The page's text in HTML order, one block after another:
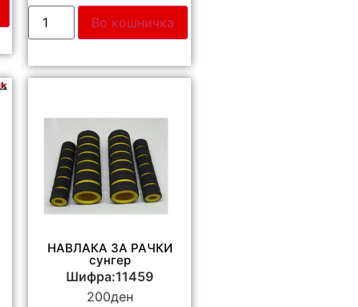
Во кошничка
НАВЛАКА ЗА РАЧКИ
сунгер
Шифра:11459
200ден